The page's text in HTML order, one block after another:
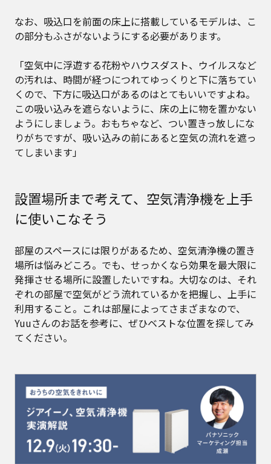
なお、吸込口を前面の床上に搭載しているモデルは、こ
の部分もふさがないようにする必要があります。
「空気中に浮遊する花粉やハウスダスト、ウイルスなど
の汚れは、時間が経つにつれてゆっくりと下に落ちてい
くので、下方に吸込口があるのはとてもいいですよね。
この吸い込みを遮らないように、床の上に物を置かない
ようにしましょう。おもちゃなど、つい置きっ放しにな
りがちですが、吸い込みの前にあると空気の流れを遮っ
てしまいます」
設置場所まで考えて、空気清浄機を上手
に使いこなそう
部屋のスペースには限りがあるため、空気清浄機の置き
場所は悩みどころ。でも、せっかくなら効果を最大限に
発揮させる場所に設置したいですね。大切なのは、それ
ぞれの部屋で空気がどう流れているかを把握し、上手に
利用すること。これは部屋によってさまざまなので、
Yuuさんのお話を参考に、ぜひベストな位置を探してみ
てください。